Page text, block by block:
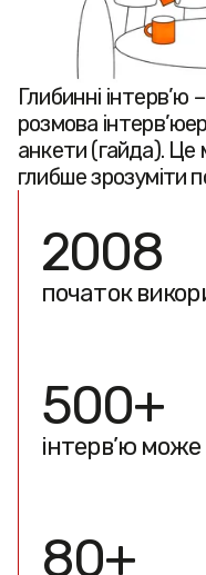
Глибинні
розмова
анкети (гайда). Це
глибше зрозуміти
2008
початок
500+
інтерв’ю
80+